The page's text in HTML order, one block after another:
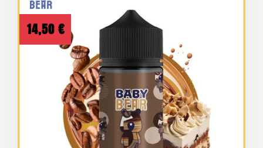
14,50 €